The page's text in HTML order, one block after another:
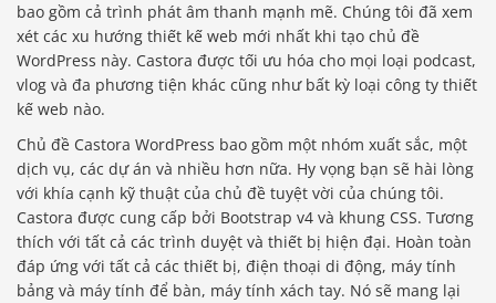
bao gồm cả trình phát âm thanh mạnh mẽ. Chúng tôi đã xem
xét các xu hướng thiết kế web mới nhất khi tạo chủ đề
WordPress này. Castora được tối ưu hóa cho mọi loại podcast,
vlog và đa phương tiện khác cũng như bất kỳ loại công ty thiết
kế web nào.
Chủ đề Castora WordPress bao gồm một nhóm xuất sắc, một
dịch vụ, các dự án và nhiều hơn nữa. Hy vọng bạn sẽ hài lòng
với khía cạnh kỹ thuật của chủ đề tuyệt vời của chúng tôi.
Castora được cung cấp bởi Bootstrap v4 và khung CSS. Tương
thích với tất cả các trình duyệt và thiết bị hiện đại. Hoàn toàn
đáp ứng với tất cả các thiết bị, điện thoại di động, máy tính
bảng và máy tính để bàn, máy tính xách tay. Nó sẽ mang lại